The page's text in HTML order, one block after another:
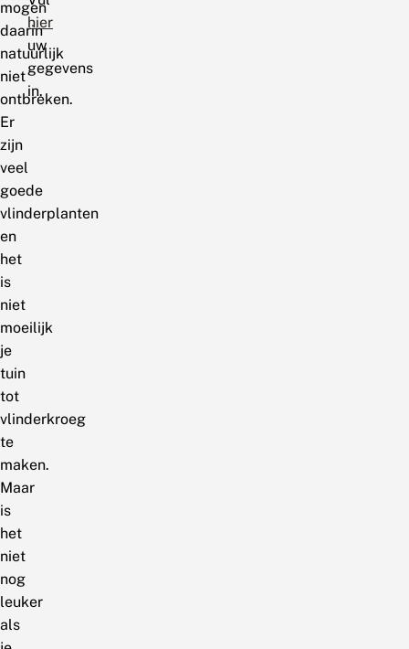
mogen
daarin
natuurlijk
niet
ontbreken.
Er
zijn
veel
goede
vlinderplanten
en
het
is
niet
moeilijk
je
tuin
tot
vlinderkroeg
te
maken.
Maar
is
het
niet
nog
leuker
als
hier
uw
gegevens
in.